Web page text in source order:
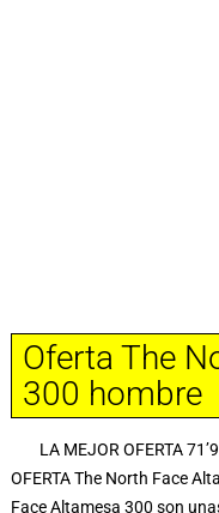
Oferta The
300 hombre
LA MEJOR OFERTA
OFERTA The North Face
Face Altamesa 300 son